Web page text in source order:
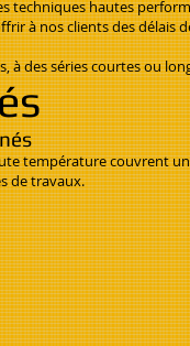
techniques hautes
à nos clients des délais
à des séries courtes ou
température couvrent
de travaux.